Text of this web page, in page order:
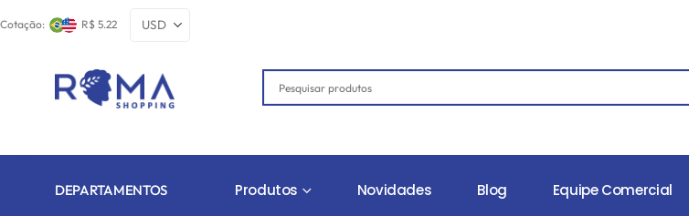
Cotação: R$ 5.22
DEPARTAMENTOS Produtos Novidades Blog Equipe Comercial